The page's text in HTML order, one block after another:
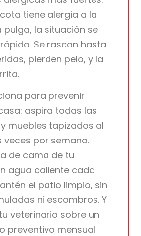
tiene alergia a la
pulga, la situación se
Se rascan hasta
pierden pelo, y la
para prevenir
aspira todas las
muebles tapizados al
veces por semana.
de cama de tu
agua caliente cada
el patio limpio, sin
ni escombros. Y
veterinario sobre un
preventivo mensual